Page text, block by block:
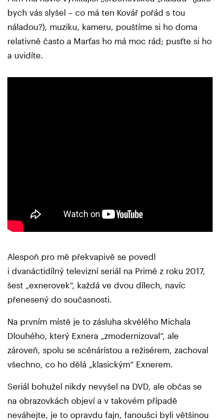
bych vás slyšel – co má ten Kovář pořád s tou
náladou?), muziku, kameru, pouštíme si ho doma
relativně často a Marťas ho má moc rád; pusťte si ho
a uvidíte.
Alespoň pro mě překvapivě se povedl
i dvanáctidílný televizní seriál na Primě z roku 2017,
šest „exnerovek“, každá ve dvou dílech, navíc
přenesený do současnosti.
Na prvním místě je to zásluha skvělého Michala
Dlouhého, který Exnera „zmodernizoval“, ale
zároveň, spolu se scénáristou a režisérem, zachoval
všechno, co ho dělá „klasickým“ Exnerem.
Seriál bohužel nikdy nevyšel na DVD, ale občas se
na obrazovkách objeví a v takovém případě
neváhejte, je to opravdu fajn, fanoušci byli většinou